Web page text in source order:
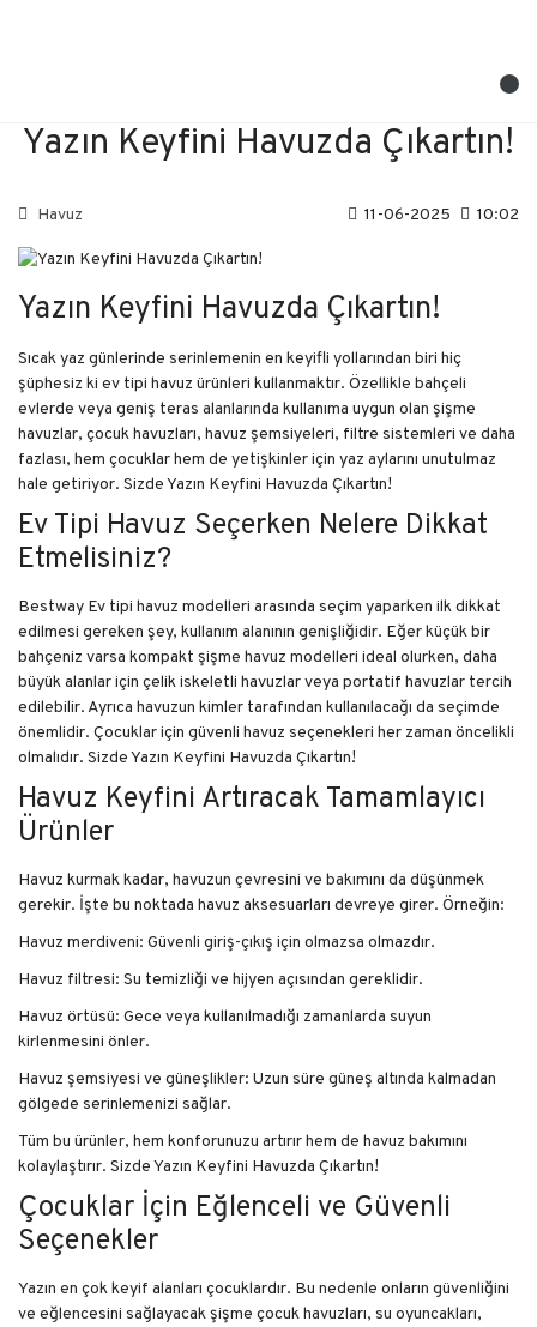
Yazın Keyfini Havuzda Çıkartın!
Havuz 11-06-2025 10:02
Yazın Keyfini Havuzda Çıkartın!
Sıcak yaz günlerinde serinlemenin en keyifli yollarından biri hiç
şüphesiz ki ev tipi havuz ürünleri kullanmaktır. Özellikle bahçeli
evlerde veya geniş teras alanlarında kullanıma uygun olan şişme
havuzlar, çocuk havuzları, havuz şemsiyeleri, filtre sistemleri ve daha
fazlası, hem çocuklar hem de yetişkinler için yaz aylarını unutulmaz
hale getiriyor. Sizde Yazın Keyfini Havuzda Çıkartın!
Ev Tipi Havuz Seçerken Nelere Dikkat
Etmelisiniz?
Bestway Ev tipi havuz modelleri arasında seçim yaparken ilk dikkat
edilmesi gereken şey, kullanım alanının genişliğidir. Eğer küçük bir
bahçeniz varsa kompakt şişme havuz modelleri ideal olurken, daha
büyük alanlar için çelik iskeletli havuzlar veya portatif havuzlar tercih
edilebilir. Ayrıca havuzun kimler tarafından kullanılacağı da seçimde
önemlidir. Çocuklar için güvenli havuz seçenekleri her zaman öncelikli
olmalıdır. Sizde Yazın Keyfini Havuzda Çıkartın!
Havuz Keyfini Artıracak Tamamlayıcı
Ürünler
Havuz kurmak kadar, havuzun çevresini ve bakımını da düşünmek
gerekir. İşte bu noktada havuz aksesuarları devreye girer. Örneğin:
Havuz merdiveni: Güvenli giriş-çıkış için olmazsa olmazdır.
Havuz filtresi: Su temizliği ve hijyen açısından gereklidir.
Havuz örtüsü: Gece veya kullanılmadığı zamanlarda suyun
kirlenmesini önler.
Havuz şemsiyesi ve güneşlikler: Uzun süre güneş altında kalmadan
gölgede serinlemenizi sağlar.
Tüm bu ürünler, hem konforunuzu artırır hem de havuz bakımını
kolaylaştırır. Sizde Yazın Keyfini Havuzda Çıkartın!
Çocuklar İçin Eğlenceli ve Güvenli
Seçenekler
Yazın en çok keyif alanları çocuklardır. Bu nedenle onların güvenliğini
ve eğlencesini sağlayacak şişme çocuk havuzları, su oyuncakları,